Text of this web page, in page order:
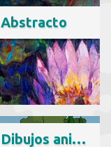
Abstracto
Dibujos animados